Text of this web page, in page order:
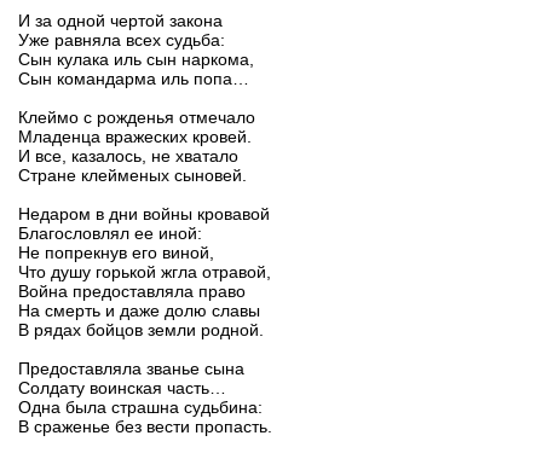
И за одной чертой закона
Уже равняла всех судьба:
Сын кулака иль сын наркома,
Сын командарма иль попа…
Клеймо с рожденья отмечало
Младенца вражеских кровей.
И все, казалось, не хватало
Стране клейменых сыновей.
Недаром в дни войны кровавой
Благословлял ее иной:
Не попрекнув его виной,
Что душу горькой жгла отравой,
Война предоставляла право
На смерть и даже долю славы
В рядах бойцов земли родной.
Предоставляла званье сына
Солдату воинская часть…
Одна была страшна судьбина:
В сраженье без вести пропасть.